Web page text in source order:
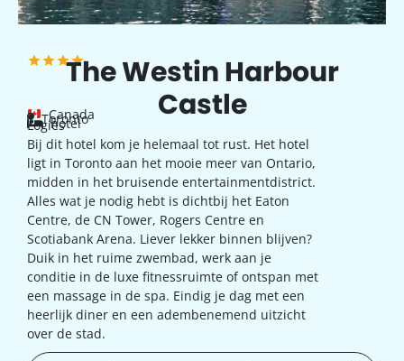
The Westin Harbour
Castle
Canada
Toronto
hotel
Logies
Bij dit hotel kom je helemaal tot rust. Het hotel
ligt in Toronto aan het mooie meer van Ontario,
midden in het bruisende entertainmentdistrict.
Alles wat je nodig hebt is dichtbij het Eaton
Centre, de CN Tower, Rogers Centre en
Scotiabank Arena. Liever lekker binnen blijven?
Duik in het ruime zwembad, werk aan je
conditie in de luxe fitnessruimte of ontspan met
een massage in de spa. Eindig je dag met een
heerlijk diner en een adembenemend uitzicht
over de stad.